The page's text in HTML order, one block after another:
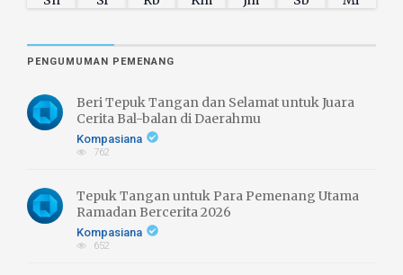
PENGUMUMAN PEMENANG
Beri Tepuk Tangan dan Selamat untuk Juara
Cerita Bal-balan di Daerahmu
Kompasiana
762
Tepuk Tangan untuk Para Pemenang Utama
Ramadan Bercerita 2026
Kompasiana
652